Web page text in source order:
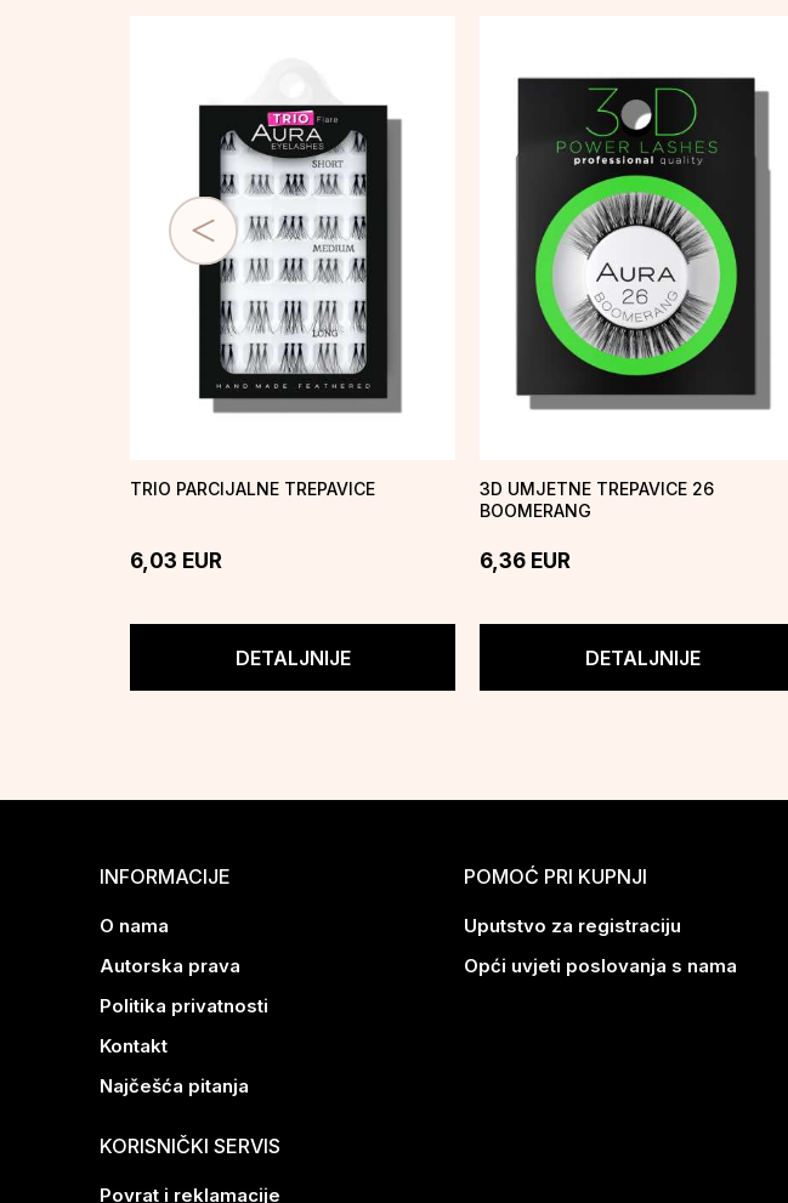
TRIO PARCIJALNE TREPAVICE
DETALJNIJE
6,03 EUR
3D UMJETNE TREPAVICE 26
BOOMERANG
DETALJNIJE
6,36 EUR
INFORMACIJE
O nama
Autorska prava
Politika privatnosti
Kontakt
Najčešća pitanja
POMOĆ PRI KUPNJI
Uputstvo za registraciju
Opći uvjeti poslovanja s nama
KORISNIČKI SERVIS
Povrat i reklamacije